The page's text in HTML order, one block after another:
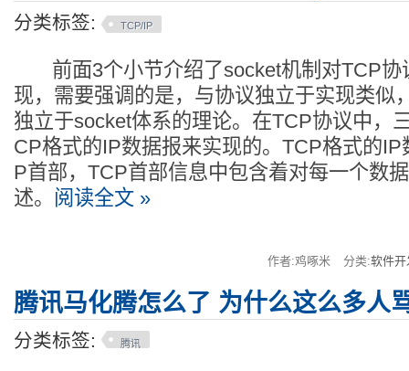
分类标签: TCP/IP
前面3个小节介绍了socket机制对TCP协
现，需要强调的是，与协议独立于实现类似
独立于socket体系的理论。在TCP协议中，
CP格式的IP数据报来实现的。TCP格式的
P首部，TCP首部信息中包含着对每一个数
述。 阅读全文 »
作者:鸡啄米 分类:软件开
腾讯马化腾怎么了 为什么这么多人
分类标签: 腾讯